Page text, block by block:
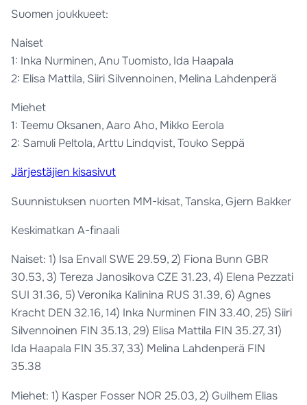
Suomen joukkueet:
Naiset
1: Inka Nurminen, Anu Tuomisto, Ida Haapala
2: Elisa Mattila, Siiri Silvennoinen, Melina Lahdenperä
Miehet
1: Teemu Oksanen, Aaro Aho, Mikko Eerola
2: Samuli Peltola, Arttu Lindqvist, Touko Seppä
Järjestäjien kisasivut
Suunnistuksen nuorten MM-kisat, Tanska, Gjern Bakker
Keskimatkan A-finaali
Naiset: 1) Isa Envall SWE 29.59, 2) Fiona Bunn GBR
30.53, 3) Tereza Janosikova CZE 31.23, 4) Elena Pezzati
SUI 31.36, 5) Veronika Kalinina RUS 31.39, 6) Agnes
Kracht DEN 32.16, 14) Inka Nurminen FIN 33.40, 25) Siiri
Silvennoinen FIN 35.13, 29) Elisa Mattila FIN 35.27, 31)
Ida Haapala FIN 35.37, 33) Melina Lahdenperä FIN
35.38
Miehet: 1) Kasper Fosser NOR 25.03, 2) Guilhem Elias